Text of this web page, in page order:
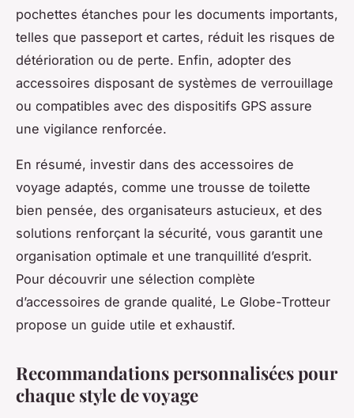
pochettes étanches pour les documents importants,
telles que passeport et cartes, réduit les risques de
détérioration ou de perte. Enfin, adopter des
accessoires disposant de systèmes de verrouillage
ou compatibles avec des dispositifs GPS assure
une vigilance renforcée.
En résumé, investir dans des accessoires de
voyage adaptés, comme une trousse de toilette
bien pensée, des organisateurs astucieux, et des
solutions renforçant la sécurité, vous garantit une
organisation optimale et une tranquillité d’esprit.
Pour découvrir une sélection complète
d’accessoires de grande qualité, Le Globe-Trotteur
propose un guide utile et exhaustif.
Recommandations personnalisées pour
chaque style de voyage